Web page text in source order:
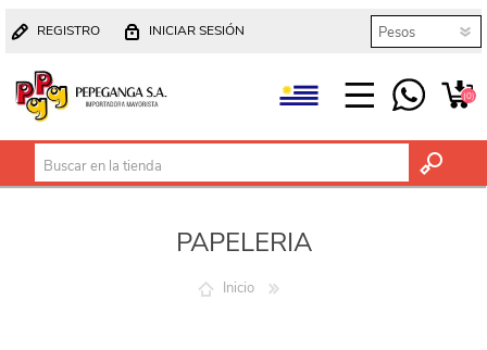
REGISTRO INICIAR SESIÓN
(0)
PAPELERIA
Inicio